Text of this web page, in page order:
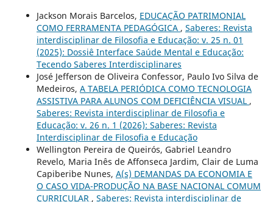
Jackson Morais Barcelos, EDUCAÇÃO PATRIMONIAL
COMO FERRAMENTA PEDAGÓGICA , Saberes: Revista
interdisciplinar de Filosofia e Educação: v. 25 n. 01
(2025): Dossiê Interface Saúde Mental e Educação:
Tecendo Saberes Interdisciplinares
José Jefferson de Oliveira Confessor, Paulo Ivo Silva de
Medeiros, A TABELA PERIÓDICA COMO TECNOLOGIA
ASSISTIVA PARA ALUNOS COM DEFICIÊNCIA VISUAL ,
Saberes: Revista interdisciplinar de Filosofia e
Educação: v. 26 n. 1 (2026): Saberes: Revista
Interdisciplinar de Filosofia e Educação
Wellington Pereira de Queirós, Gabriel Leandro
Revelo, Maria Inês de Affonseca Jardim, Clair de Luma
Capiberibe Nunes, A(s) DEMANDAS DA ECONOMIA E
O CASO VIDA-PRODUÇÃO NA BASE NACIONAL COMUM
CURRICULAR , Saberes: Revista interdisciplinar de